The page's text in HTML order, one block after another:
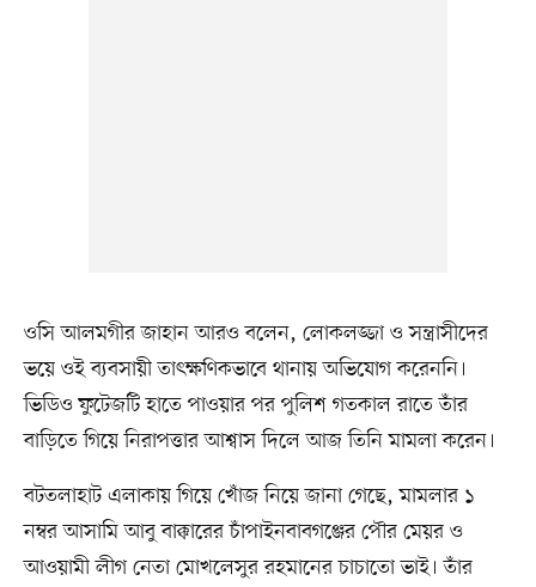
ওসি আলমগীর জাহান আরও বলেন, লোকলজ্জা ও সন্ত্রাসীদের
ভয়ে ওই ব্যবসায়ী তাৎক্ষণিকভাবে থানায় অভিযোগ করেননি।
ভিডিও ফুটেজটি হাতে পাওয়ার পর পুলিশ গতকাল রাতে তাঁর
বাড়িতে গিয়ে নিরাপত্তার আশ্বাস দিলে আজ তিনি মামলা করেন।
বটতলাহাট এলাকায় গিয়ে খোঁজ নিয়ে জানা গেছে, মামলার ১
নম্বর আসামি আবু বাক্কারের চাঁপাইনবাবগঞ্জের পৌর মেয়র ও
আওয়ামী লীগ নেতা মোখলেসুর রহমানের চাচাতো ভাই। তাঁর